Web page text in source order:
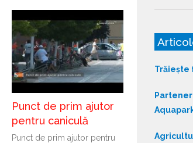
Punct de prim ajutor
pentru caniculă
Punct de prim ajutor pentru
Trăiește